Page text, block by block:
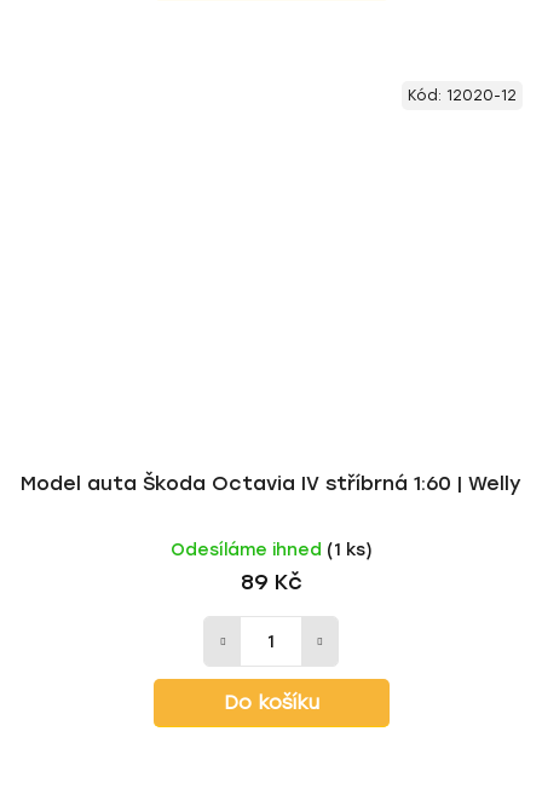
Model auta Škoda Octavia IV stříbrná 1:60 | Welly
Odesíláme ihned (1 ks)
89 Kč
Do košíku
Kód: 12020-12